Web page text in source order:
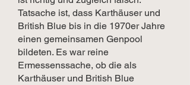
Tatsache ist, dass Karthäuser und
British Blue bis in die 1970er Jahre
einen gemeinsamen Genpool
bildeten. Es war reine
Ermessenssache, ob die als
Karthäuser und British Blue